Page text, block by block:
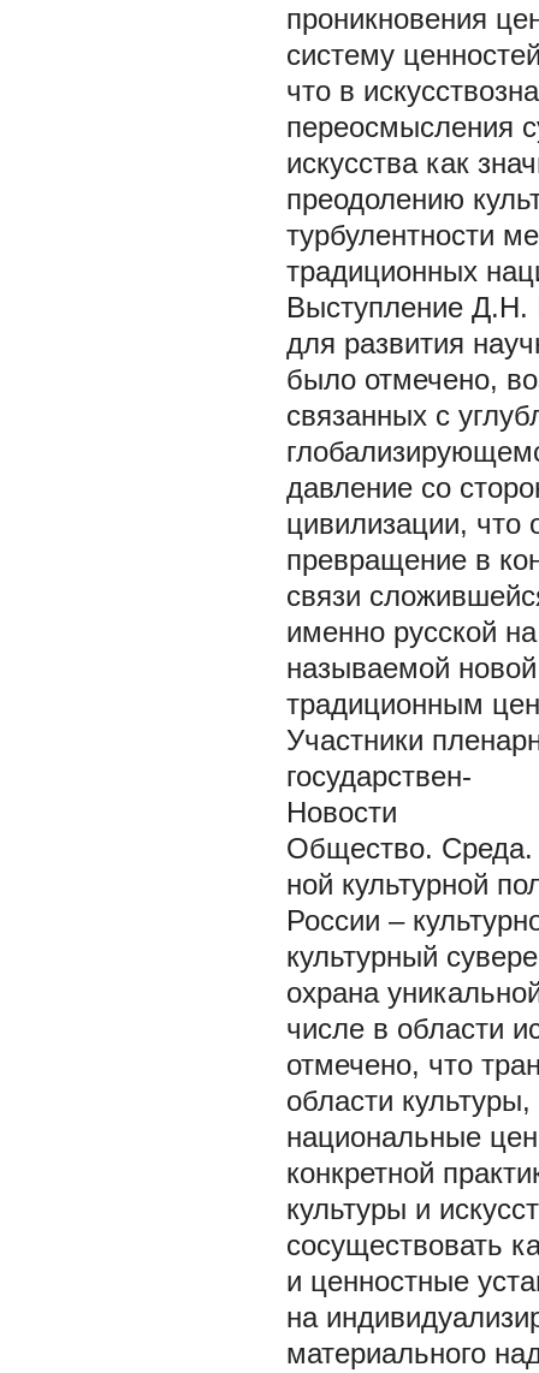
проникновения
систему
что в
переосмысления
искусства как
преодолению
турбулентности
традиционных
Выступление Д.Н.
для развития
было отмечено,
связанных с
давление со
цивилизации, что
превращение в
связи
именно русской
называемой
традиционным
Участники
государствен-
Новости
Общество. Среда.
ной культурной
России –
культурный
охрана
числе в области
отмечено, что
области
национальные
конкретной
культуры и
сосуществовать
и ценностные
на
материального